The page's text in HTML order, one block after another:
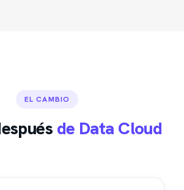
EL CAMBIO
de Data Cloud